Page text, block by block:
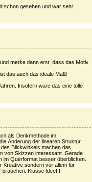
schon gesehen und war sehr
merke dann erst, dass das Motiv
das auch das ideale Maß!
Insofern wäre das eine tolle
als Denkmethode im
Änderung der linearen Struktur
Blickwinkels machen das
von Skizzen interessant. Gerade
Querformat besser überblicken.
Kreative sondern vor allem für
brauchen. Klasse Idee!!!